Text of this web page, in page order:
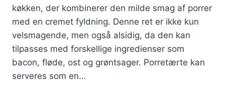
køkken, der kombinerer den milde smag af porrer
med en cremet fyldning. Denne ret er ikke kun
velsmagende, men også alsidig, da den kan
tilpasses med forskellige ingredienser som
bacon, fløde, ost og grøntsager. Porretærte kan
serveres som en…